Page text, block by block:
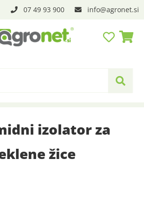
07 49 93 900 info agronet.si
izolator za
žice